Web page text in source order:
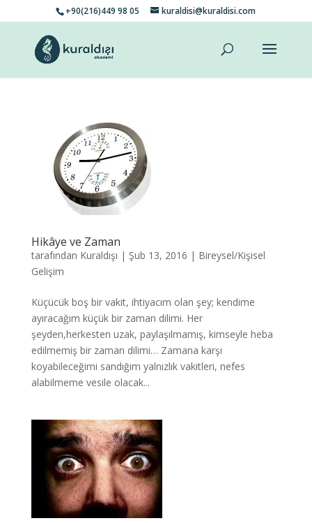
+90(216)449 98 05 kuraldisi@kuraldisi.com
Hikâye ve Zaman
tarafından Kuraldışı | Şub 13, 2016 | Bireysel/Kişisel
Gelişim
Küçücük boş bir vakit, ihtiyacım olan şey; kendime
ayıracağım küçük bir zaman dilimi. Her
şeyden,herkesten uzak, paylaşılmamış, kimseyle heba
edilmemiş bir zaman dilimi… Zamana karşı
koyabileceğimi sandığım yalnızlık vakitleri, nefes
alabilmeme vesile olacak...